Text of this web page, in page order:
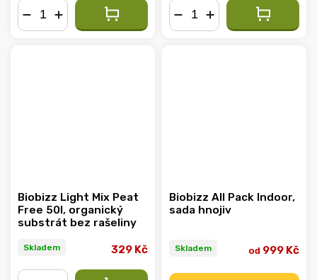
Biobizz Light Mix Peat
Free 50l, organický
substrát bez rašeliny
Skladem 329 Kč
Biobizz All Pack Indoor,
sada hnojiv
Skladem od 999 Kč